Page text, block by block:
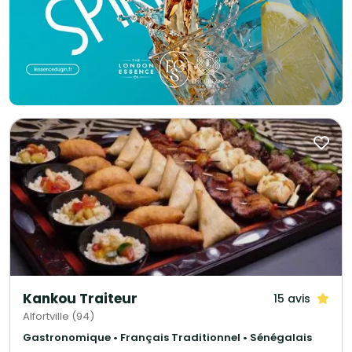
Kankou Traiteur 15 avis
Alfortville (94)
Gastronomique • Français Traditionnel • Sénégalais